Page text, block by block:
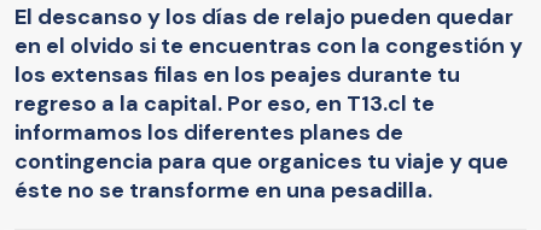
El descanso y los días de relajo pueden quedar
en el olvido si te encuentras con la congestión y
los extensas filas en los peajes durante tu
regreso a la capital. Por eso, en T13.cl te
informamos los diferentes planes de
contingencia para que organices tu viaje y que
éste no se transforme en una pesadilla.